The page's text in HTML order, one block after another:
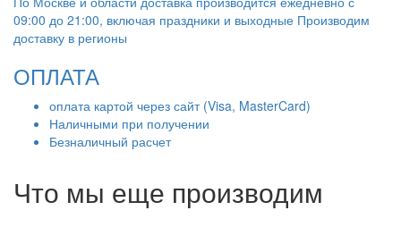
09:00 до 21:00, включая праздники и выходные Производим
доставку в регионы
ОПЛАТА
оплата картой через сайт (Visa, MasterCard)
Наличными при получении
Безналичный расчет
Что мы еще производим